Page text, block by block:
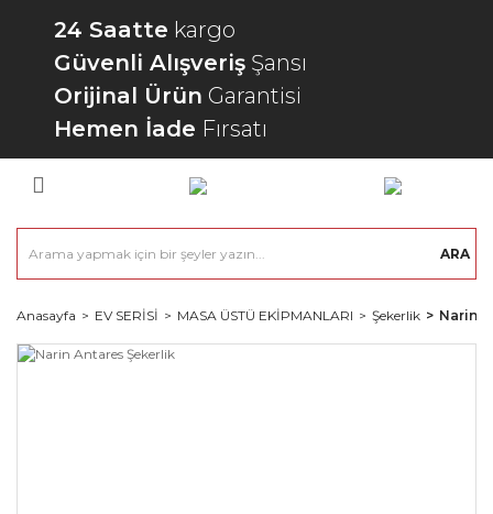
24 Saatte kargo
Güvenli Alışveriş Şansı
Orijinal Ürün Garantisi
Hemen İade Fırsatı
ARA
Anasayfa EV SERİSİ MASA ÜSTÜ EKİPMANLARI Şekerlik Narin